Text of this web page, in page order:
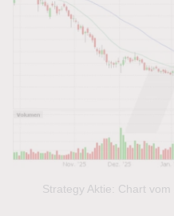
Strategy Aktie: Chart